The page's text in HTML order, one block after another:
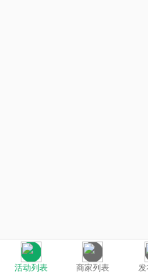
活动列表 商家列表 发